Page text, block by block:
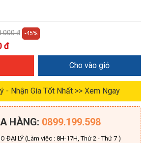
đ -45%
đ
Cho vào giỏ
- Nhận Gía Tốt Nhất >> Xem Ngay
HÀNG: 0899.199.598
ĐẠI LÝ (Làm việc : 8H-17H, Thứ 2 - Thứ 7 )